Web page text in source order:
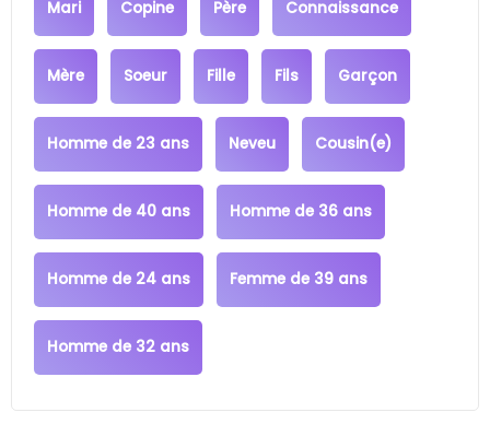
Mari Copine Père Connaissance
Mère Soeur Fille Fils Garçon
Homme de 23 ans Neveu Cousin(e)
Homme de 40 ans Homme de 36 ans
Homme de 24 ans Femme de 39 ans
Homme de 32 ans